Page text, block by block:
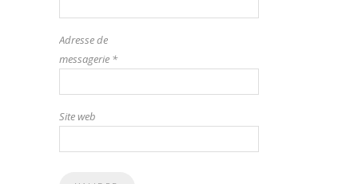
Adresse de
messagerie *
Site web